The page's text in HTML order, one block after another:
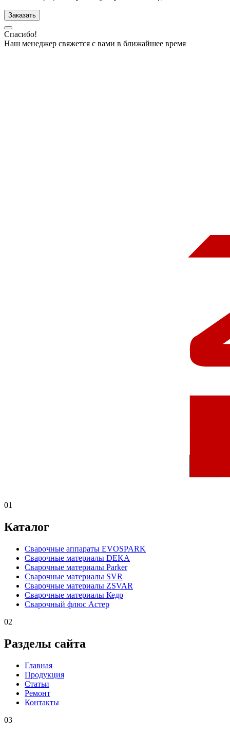
Заказать
Спасибо!
Наш менеджер свяжется с вами в ближайшее время
01
Каталог
Сварочные аппараты EVOSPARK
Сварочные материалы DEKA
Сварочные материалы Parker
Сварочные материалы SVR
Сварочные материалы ZSVAR
Сварочные материалы Кедр
Сварочный флюс Астер
02
Разделы сайта
Главная
Продукция
Статьи
Ремонт
Контакты
03